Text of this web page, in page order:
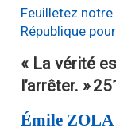
Feuilletez
République
« La vérité
l’arrêter. »
Émile ZOLA